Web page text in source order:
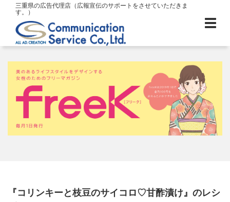
三重県の広告代理店（広報宣伝のサポートをさせていただきま
す。）
『コリンキーと枝豆のサイコロ♡甘酢漬け』のレシ